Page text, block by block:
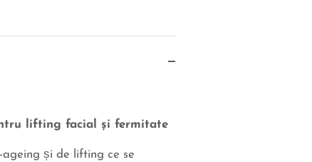
lifting facial şi fermitate
și de lifting ce se